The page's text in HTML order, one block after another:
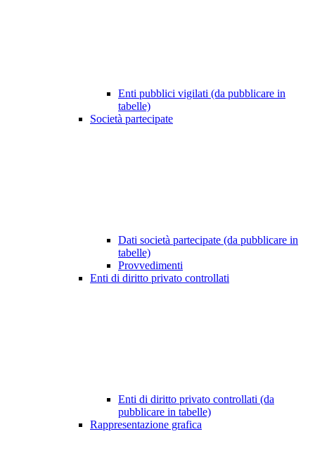
Enti pubblici vigilati (da pubblicare in
tabelle)
Società partecipate
Dati società partecipate (da pubblicare in
tabelle)
Provvedimenti
Enti di diritto privato controllati
Enti di diritto privato controllati (da
pubblicare in tabelle)
Rappresentazione grafica